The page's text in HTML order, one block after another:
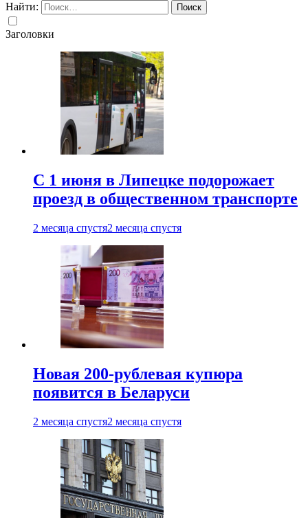
Найти:
Заголовки
С 1 июня в Липецке подорожает
проезд в общественном транспорте
2 месяца спустя2 месяца спустя
Новая 200-рублевая купюра
появится в Беларуси
2 месяца спустя2 месяца спустя